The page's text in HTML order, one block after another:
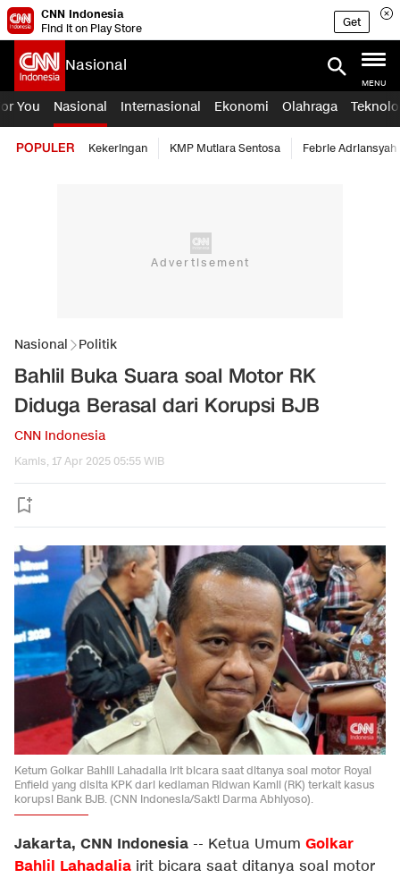
CNN Indonesia
Find it on Play Store
Get
Nasional
MENU
You Nasional Internasional Ekonomi Olahraga
POPULER Kekeringan KMP Mutiara Sentosa Febrie Adriansyah
Nasional Politik
Bahlil Buka Suara soal Motor RK
Diduga Berasal dari Korupsi BJB
CNN Indonesia
Kamis, 17 Apr 2025 05:55 WIB
Ketum Golkar Bahlil Lahadalia irit bicara saat ditanya soal motor Royal
Enfield yang disita KPK dari kediaman Ridwan Kamil (RK) terkait kasus
korupsi Bank BJB. (CNN Indonesia/Sakti Darma Abhiyoso).
Jakarta, CNN Indonesia -- Ketua Umum Golkar
Bahlil Lahadalia irit bicara saat ditanya soal motor